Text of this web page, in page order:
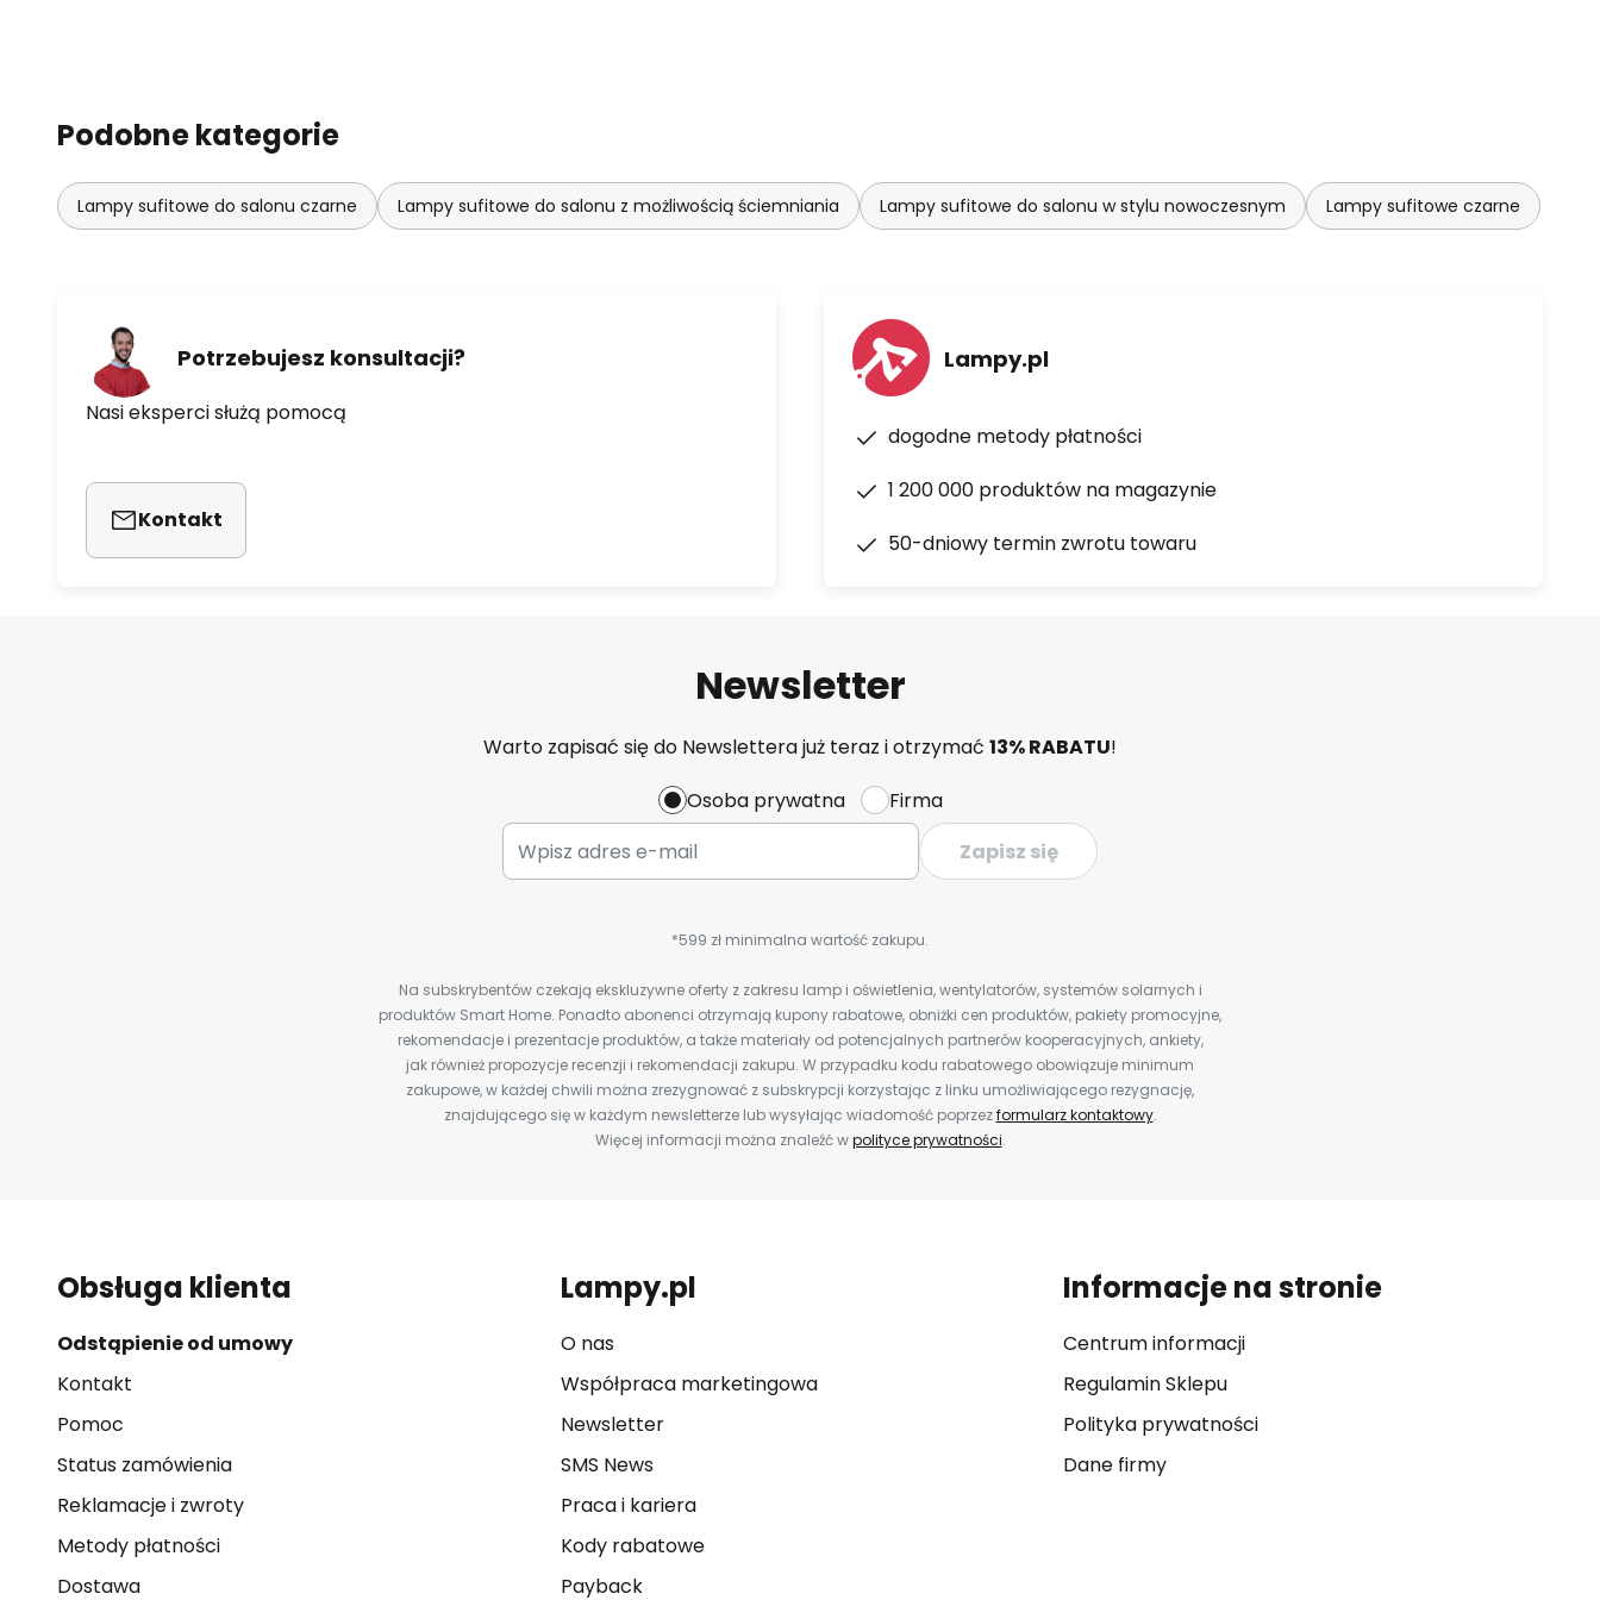
Podobne kategorie
Lampy sufitowe do salonu czarne Lampy sufitowe do salonu z możliwością ściemniania Lampy sufitowe do salonu w stylu nowoczesnym Lampy sufitowe czarne
Potrzebujesz konsultacji?
Nasi eksperci służą pomocą
Kontakt
Lampy.pl
dogodne metody płatności
1 200 000 produktów na magazynie
50-dniowy termin zwrotu towaru
Newsletter
Warto zapisać się do Newslettera już teraz i otrzymać 13% RABATU!
Osoba prywatna
Firma
Zapisz się
*599 zł minimalna wartość zakupu.
Na subskrybentów czekają ekskluzywne oferty z zakresu lamp i oświetlenia, wentylatorów, systemów solarnych i
produktów Smart Home. Ponadto abonenci otrzymają kupony rabatowe, obniżki cen produktów, pakiety promocyjne,
rekomendacje i prezentacje produktów, a także materiały od potencjalnych partnerów kooperacyjnych, ankiety,
jak również propozycje recenzji i rekomendacji zakupu. W przypadku kodu rabatowego obowiązuje minimum
zakupowe, w każdej chwili można zrezygnować z subskrypcji korzystając z linku umożliwiającego rezygnację,
znajdującego się w każdym newsletterze lub wysyłając wiadomość poprzezformularz kontaktowy.
Więcej informacji można znaleźć wpolityce prywatności.
Obsługa klienta
Odstąpienie od umowy
Kontakt
Pomoc
Status zamówienia
Reklamacje i zwroty
Metody płatności
Dostawa
Lampy.pl
O nas
Współpraca marketingowa
Newsletter
SMS News
Praca i kariera
Kody rabatowe
Payback
Informacje na stronie
Centrum informacji
Regulamin Sklepu
Polityka prywatności
Dane firmy